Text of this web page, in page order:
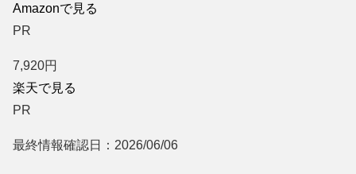
Amazonで見る
PR
7,920円
楽天で見る
PR
最終情報確認日：2026/06/06